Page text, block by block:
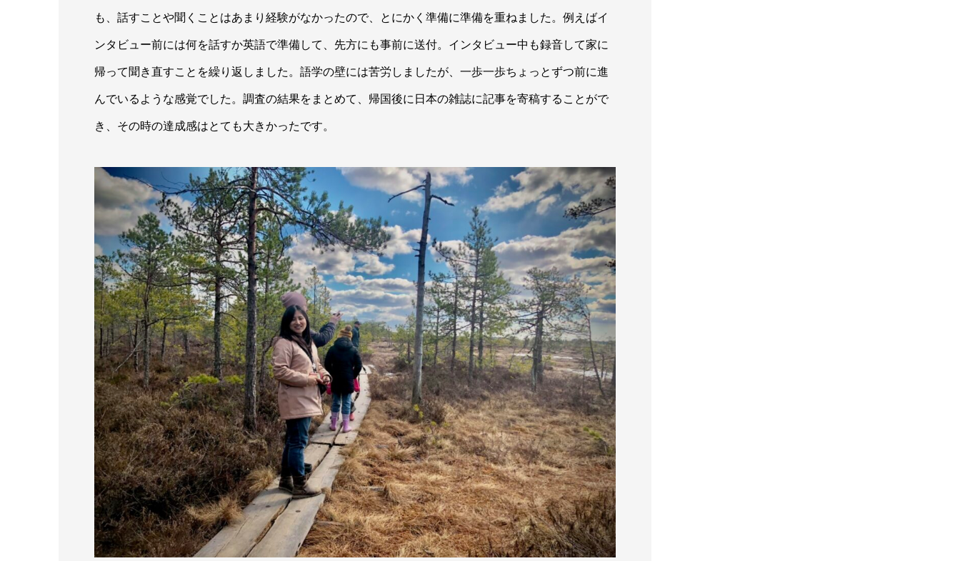
も、話すことや聞くことはあまり経験がなかったので、とにかく準備に準備を重ねました。例えばイ
ンタビュー前には何を話すか英語で準備して、先方にも事前に送付。インタビュー中も録音して家に
帰って聞き直すことを繰り返しました。語学の壁には苦労しましたが、一歩一歩ちょっとずつ前に進
んでいるような感覚でした。調査の結果をまとめて、帰国後に日本の雑誌に記事を寄稿することがで
き、その時の達成感はとても大きかったです。